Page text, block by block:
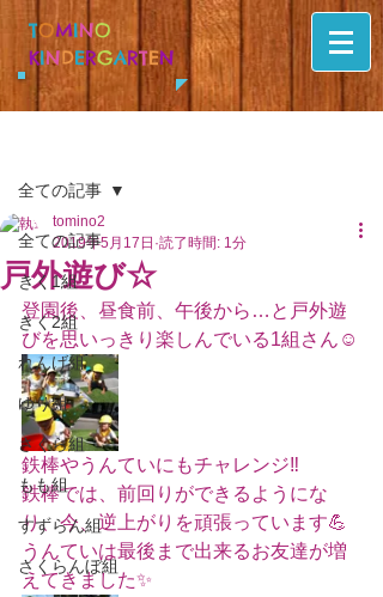
TOMINO
KINDERGARTEN
全ての記事
きく1組
きく2組
れんげ組
ゆり組
さくら組
もも組
すずらん組
さくらんぼ組
全ての記事
戸外遊び☆
tomino2
2019年5月17日 読了時間: 1分
登園後、昼食前、午後から…と戸外遊
びを思いっきり楽しんでいる1組さん☺️
鉄棒やうんていにもチャレンジ‼️
鉄棒では、前回りができるようにな
り、今、逆上がりを頑張っています💪
うんていは最後まで出来るお友達が増
えてきました✨